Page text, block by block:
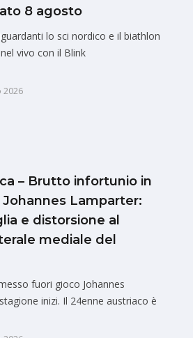
8 agosto
lo sci nordico e il biathlon
vivo con il Blink
2026
– Brutto infortunio in
Lamparter:
e distorsione al
mediale del
fuori gioco Johannes
inizi. Il 24enne austriaco è